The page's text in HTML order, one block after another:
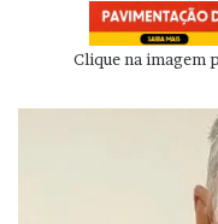
Clique na imagem